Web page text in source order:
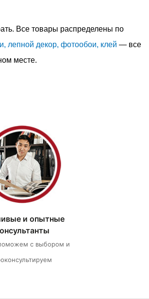
Все товары распределены по
лепной декор, фотообои, клей — все
месте.
и опытные
с выбором и